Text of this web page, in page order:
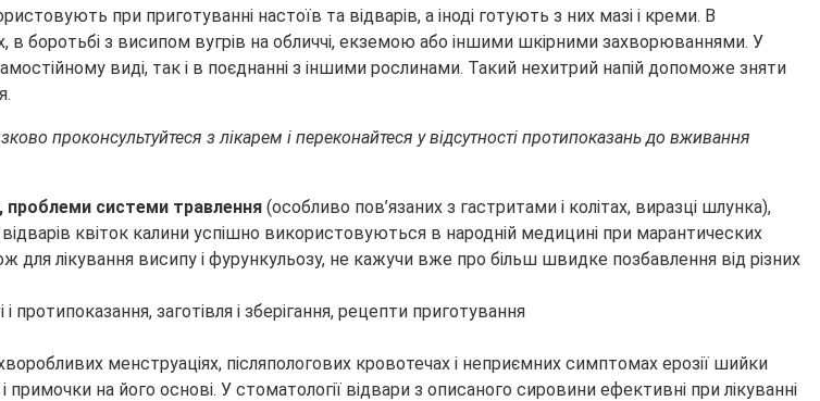
при приготуванні настоїв та відварів, а іноді готують з них мазі і креми. В
боротьбі з висипом вугрів на обличчі, екземою або іншими шкірними захворюваннями. У
виді, так і в поєднанні з іншими рослинами. Такий нехитрий напій допоможе зняти
проконсультуйтеся з лікарем і переконайтеся у відсутності протипоказань до вживання
проблеми системи травлення (особливо пов’язаних з гастритами і колітах, виразці шлунка),
квіток калини успішно використовуються в народній медицині при марантических
для лікування висипу і фурункульозу, не кажучи вже про більш швидке позбавлення від різних
менструаціях, післяпологових кровотечах і неприємних симптомах ерозії шийки
на його основі. У стоматології відвари з описаного сировини ефективні при лікуванні